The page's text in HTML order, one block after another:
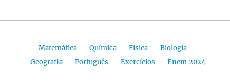
Matemática Química Física
Biologia
Geografia
Português Exercícios Enem 2024